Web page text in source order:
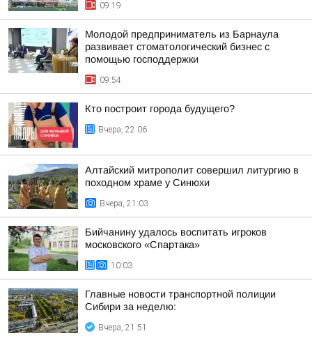
09:19
Молодой предприниматель из Барнаула
развивает стоматологический бизнес с
помощью господдержки
09:54
Кто построит города будущего?
Вчера, 22:06
Алтайский митрополит совершил литургию в
походном храме у Синюхи
Вчера, 21:03
Бийчанину удалось воспитать игроков
московского «Спартака»
10:03
Главные новости транспортной полиции
Сибири за неделю:
Вчера, 21:51